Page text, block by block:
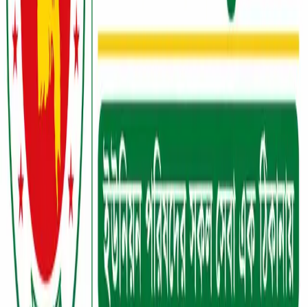
সোহাগ চন্দ্র সাহা সিনিয়র সহকারী সচিব (ওএসডি)
জনপ্রশাসন মন্ত্রণালয়প্রাক্তন উপজেলা নির্বাহী অফিসার তেঁতুলিয়া